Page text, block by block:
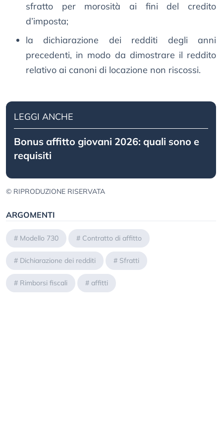
sfratto per morosità ai fini del credito
d’imposta;
la dichiarazione dei redditi degli anni
precedenti, in modo da dimostrare il reddito
relativo ai canoni di locazione non riscossi.
LEGGI ANCHE
Bonus affitto giovani 2026: quali sono e
requisiti
© RIPRODUZIONE RISERVATA
ARGOMENTI
# Modello 730 # Contratto di affitto
# Dichiarazione dei redditi # Sfratti
# Rimborsi fiscali # affitti